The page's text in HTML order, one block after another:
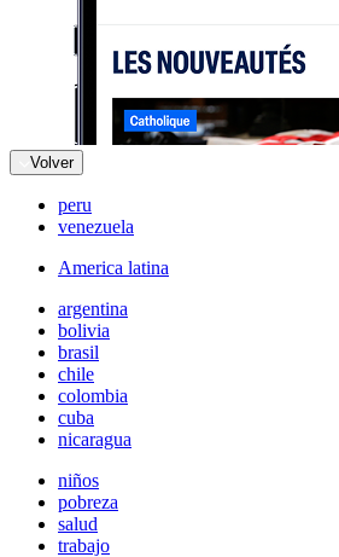
Volver
peru
venezuela
America latina
argentina
bolivia
brasil
chile
colombia
cuba
nicaragua
niños
pobreza
salud
trabajo